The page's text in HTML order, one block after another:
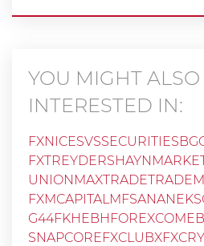
YOU MIGHT ALSO
INTERESTED IN:
FXNICESVSSECURITIES
FXTREYDER
UNIONMAXTRADE
FXMCAPITALMFSANANEKS
G44FKH
SNAPCOREFXCLUBX